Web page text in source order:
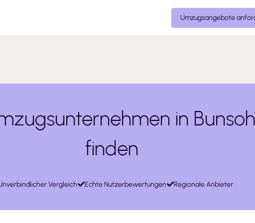
Umzugsangebote
in Bunsoh
finden
Vergleich Echte Nutzerbewertungen Regionale Anbieter